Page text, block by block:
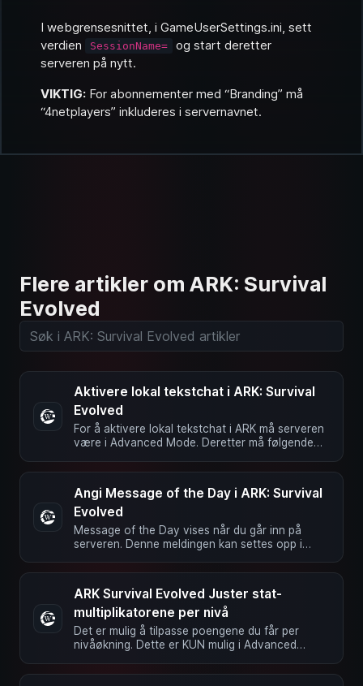
I webgrensesnittet, i GameUserSettings.ini, sett
verdien
SessionName=
og start deretter
serveren på nytt.
VIKTIG: For abonnementer med “Branding” må
“4netplayers” inkluderes i servernavnet.
Flere artikler om ARK: Survival
Evolved
Aktivere lokal tekstchat i ARK: Survival
Evolved
For å aktivere lokal tekstchat i ARK må serveren
være i Advanced Mode. Deretter må følgende
Angi Message of the Day i ARK: Survival
Evolved
Message of the Day vises når du går inn på
serveren. Denne meldingen kan settes opp i
ARK Survival Evolved Juster stat-
multiplikatorene per nivå
Det er mulig å tilpasse poengene du får per
nivåøkning. Dette er KUN mulig i Advanced